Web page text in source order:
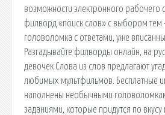
возможности электронного рабочего
филворд «поиск слов» с выбором тем
головоломка с ответами, уже
Разгадывайте филворды онлайн, на
девочек Слова из слов предлагают
любимых мультфильмов. Бесплатные
наполнены необычными
заданиями, которые придутся по